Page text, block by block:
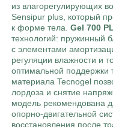
из влагорегулирующих
Sensipur plus, который
к форме тела. Gel 700
технологий: пружинный
с элементами
регуляции влажности и
оптимальной поддержки
материала Tecnogel
лордоза и снятие
модель рекомендована
опорно-двигательной
восстановления после